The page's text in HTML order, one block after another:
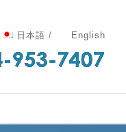
日本語 / English